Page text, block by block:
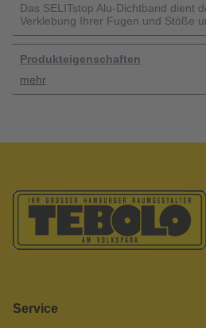
Das SELITstop Alu-Dichtband dient
Verklebung Ihrer Fugen und Stöße
Produkteigenschaften
mehr
Service